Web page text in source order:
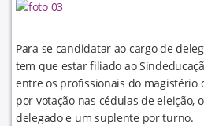
Para se candidatar ao cargo de
tem que estar filiado ao
entre os profissionais do magistério
por votação nas cédulas de eleição,
delegado e um suplente por turno.